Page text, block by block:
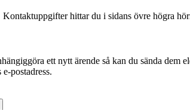
hittar du i sidans övre högra
ett nytt ärende så kan du sända
postadress.